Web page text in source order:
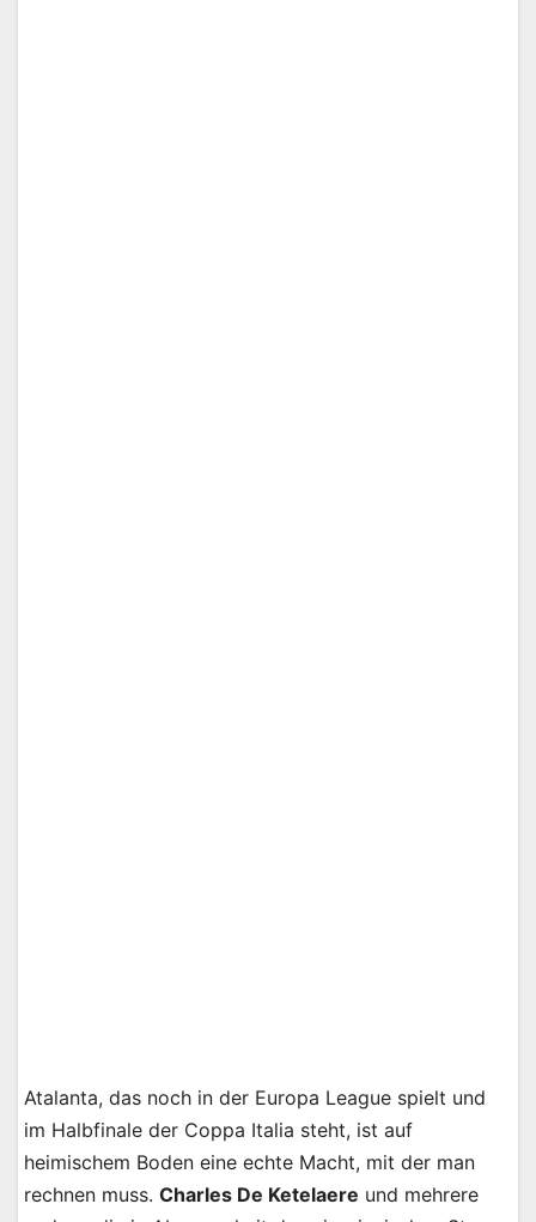
Atalanta, das noch in der Europa League spielt und
im Halbfinale der Coppa Italia steht, ist auf
heimischem Boden eine echte Macht, mit der man
rechnen muss. Charles De Ketelaere und mehrere